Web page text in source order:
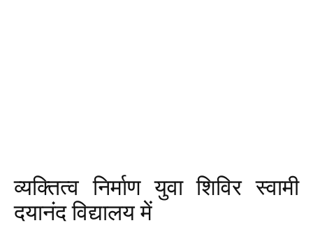
व्यक्तित्व निर्माण युवा शिविर स्वामी
दयानंद विद्यालय में